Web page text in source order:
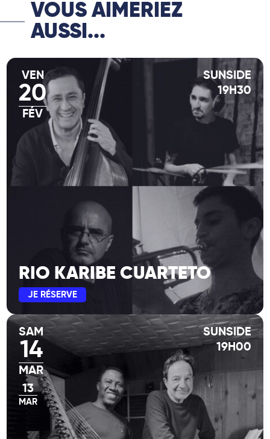
VOUS AIMERIEZ
AUSSI...
VEN
20
FÉV
SUNSIDE
19H30
RIO KARIBE CUARTETO
JE RÉSERVE
SAM
14
MAR
13
MAR
SUNSIDE
19H00